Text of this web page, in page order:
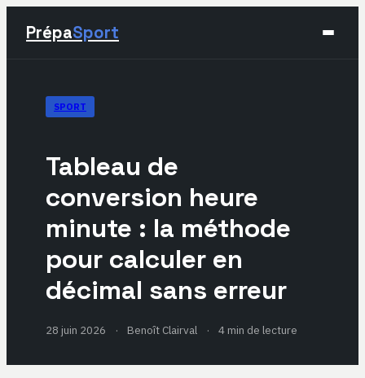
PrépaSport
Sport
Développement Personnel
Lifestyle
SPORT
Tableau de
conversion heure
minute : la méthode
pour calculer en
décimal sans erreur
28 juin 2026 · Benoît Clairval · 4 min de lecture